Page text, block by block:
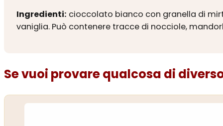
Ingredienti: cioccolato bianco con granella di
vaniglia. Può contenere tracce di nocciole,
Se vuoi provare qualcosa di